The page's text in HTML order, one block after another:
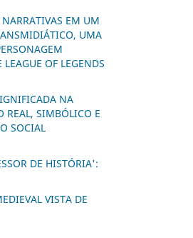
NARRATIVAS EM UM
UMA
OF LEGENDS
NA
REAL, SIMBÓLICO E
SOCIAL
DE HISTÓRIA':
VISTA DE